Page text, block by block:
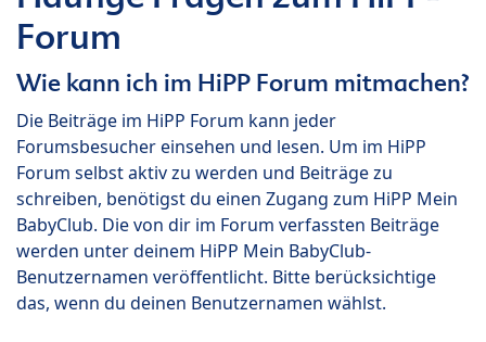
Forum
Wie kann ich im HiPP Forum mitmachen?
Die Beiträge im HiPP Forum kann jeder
Forumsbesucher einsehen und lesen. Um im HiPP
Forum selbst aktiv zu werden und Beiträge zu
schreiben, benötigst du einen Zugang zum HiPP Mein
BabyClub. Die von dir im Forum verfassten Beiträge
werden unter deinem HiPP Mein BabyClub-
Benutzernamen veröffentlicht. Bitte berücksichtige
das, wenn du deinen Benutzernamen wählst.